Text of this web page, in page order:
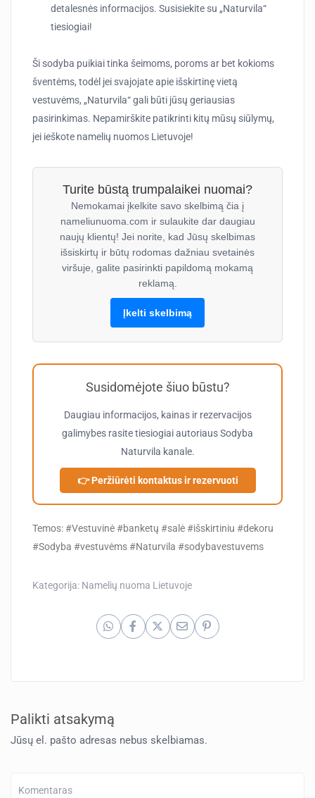
detalesnės informacijos. Susisiekite su „Naturvila“
tiesiogiai!
Ši sodyba puikiai tinka šeimoms, poroms ar bet kokioms
šventėms, todėl jei svajojate apie išskirtinę vietą
vestuvėms, „Naturvila“ gali būti jūsų geriausias
pasirinkimas. Nepamirškite patikrinti kitų mūsų siūlymų,
jei ieškote namelių nuomos Lietuvoje!
Turite būstą trumpalaikei nuomai?
Nemokamai įkelkite savo skelbimą čia į
nameliunuoma.com ir sulaukite dar daugiau
naujų klientų! Jei norite, kad Jūsų skelbimas
išsiskirtų ir būtų rodomas dažniau svetainės
viršuje, galite pasirinkti papildomą mokamą
reklamą.
Įkelti skelbimą
Susidomėjote šiuo būstu?
Daugiau informacijos, kainas ir rezervacijos
galimybes rasite tiesiogiai autoriausSodyba
Naturvila kanale.
👉 Peržiūrėti kontaktus ir rezervuoti
Temos: #Vestuvinė #banketų #salė #išskirtiniu #dekoru
#Sodyba #vestuvėms #Naturvila #sodybavestuvems
Kategorija: Namelių nuoma Lietuvoje
Palikti atsakymą
Jūsų el. pašto adresas nebus skelbiamas.